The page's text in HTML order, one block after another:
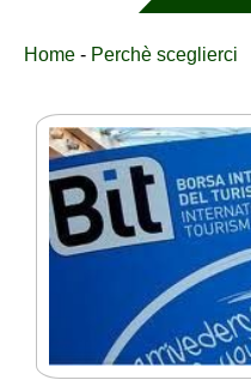
Home - Perchè sceglierci